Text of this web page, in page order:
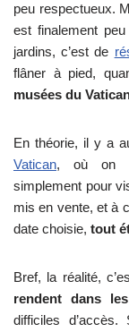
peu respectueux.
est finalement
jardins, c’est de
flâner à pied,
musées du
En théorie, il y a
Vatican, où on
simplement pour
mis en vente, et à
date choisie, tout
Bref, la réalité,
rendent dans
difficiles